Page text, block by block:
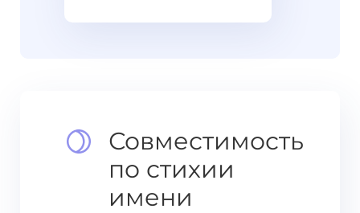
Совместимость
по стихии
имени